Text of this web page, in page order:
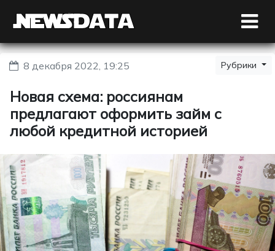
8 декабря 2022, 19:25 Рубрики
Новая схема: россиянам
предлагают оформить займ с
любой кредитной историей